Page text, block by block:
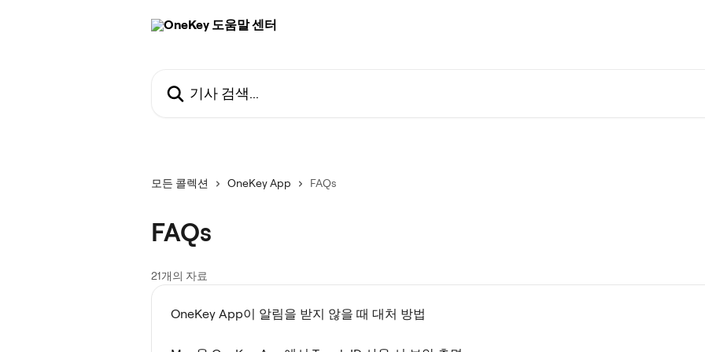
모든 콜렉션 OneKey App FAQs
FAQs
21개의 자료
OneKey App이 알림을 받지 않을 때 대처 방법